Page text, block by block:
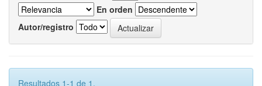
En orden
Autor/registro
Resultados 1-1 de 1.